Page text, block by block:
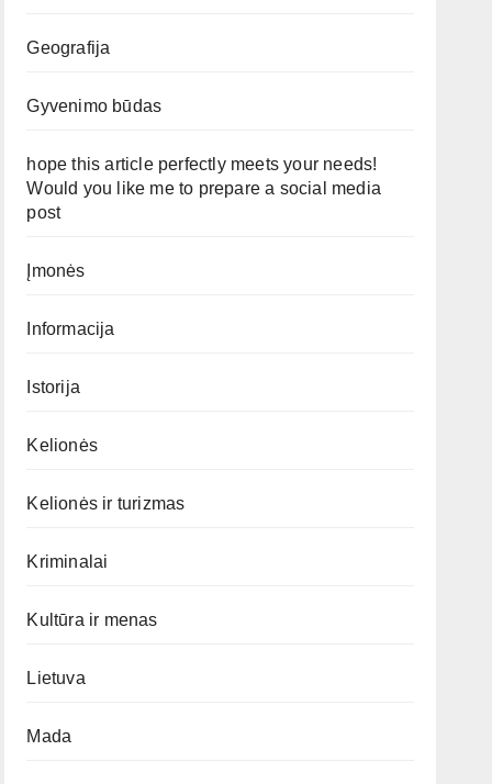
Geografija
Gyvenimo būdas
hope this article perfectly meets your needs!
Would you like me to prepare a social media
post
Įmonės
Informacija
Istorija
Kelionės
Kelionės ir turizmas
Kriminalai
Kultūra ir menas
Lietuva
Mada